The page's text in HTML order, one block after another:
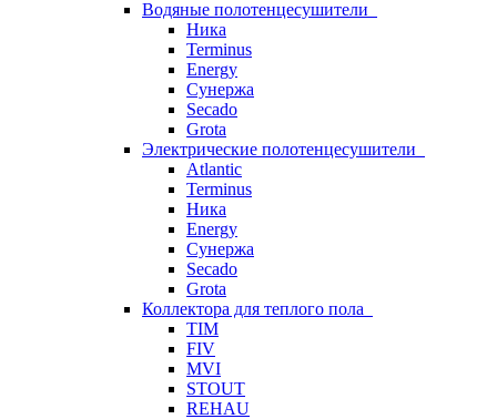
Водяные полотенцесушители
Ника
Terminus
Energy
Сунержа
Secado
Grota
Электрические полотенцесушители
Atlantic
Terminus
Ника
Energy
Сунержа
Secado
Grota
Коллектора для теплого пола
TIM
FIV
MVI
STOUT
REHAU